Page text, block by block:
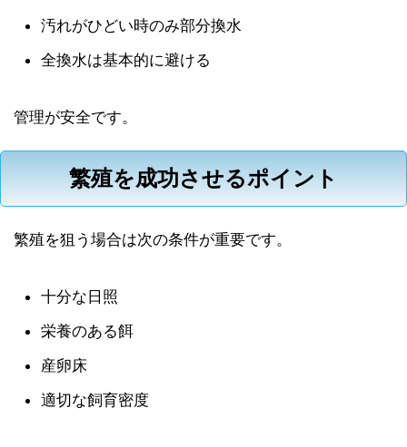
汚れがひどい時のみ部分換水
全換水は基本的に避ける
管理が安全です。
繁殖を成功させるポイント
繁殖を狙う場合は次の条件が重要です。
十分な日照
栄養のある餌
産卵床
適切な飼育密度